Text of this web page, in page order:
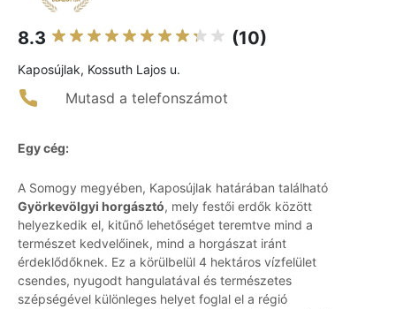
8.3 (10)
Kaposújlak, Kossuth Lajos u.
Mutasd a telefonszámot
Egy cég:
A Somogy megyében, Kaposújlak határában található
Györkevölgyi horgásztó, mely festői erdők között
helyezkedik el, kitűnő lehetőséget teremtve mind a
természet kedvelőinek, mind a horgászat iránt
érdeklődőknek. Ez a körülbelül 4 hektáros vízfelület
csendes, nyugodt hangulatával és természetes
szépségével különleges helyet foglal el a régió